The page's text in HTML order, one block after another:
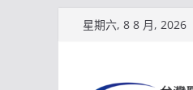
星期六, 8 8 月, 2026